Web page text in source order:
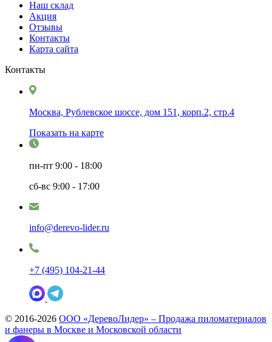
Наш склад
Акция
Отзывы
Контакты
Карта сайта
Контакты
Москва, Рублевское шоссе, дом 151, корп.2, стр.4
Показать на карте
пн-пт 9:00 - 18:00
сб-вс 9:00 - 17:00
info@derevo-lider.ru
+7 (495) 104-21-44
© 2016-2026 ООО «ДеревоЛидер» – Продажа пиломатериалов
и фанеры в Москве и Московской области